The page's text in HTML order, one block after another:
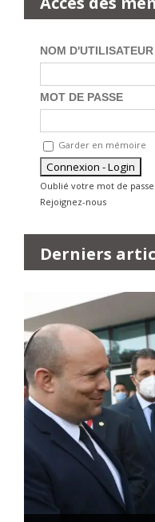
NOM D'UTILISATEUR
MOT DE PASSE
Garder en mémoire
Oublié votre mot de passe
Rejoignez-nous
Derniers